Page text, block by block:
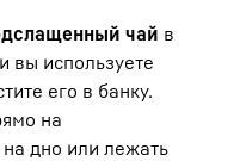
чай в
вы используете
его в банку.
на
на дно или лежать